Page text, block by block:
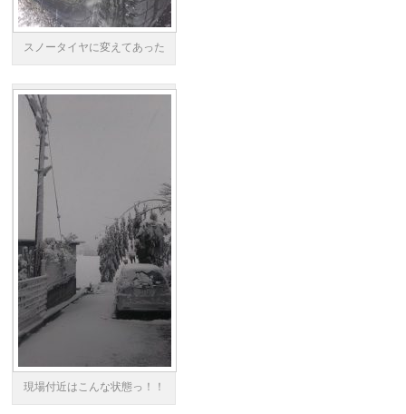
スノータイヤに変えてあった
現場付近はこんな状態っ！！